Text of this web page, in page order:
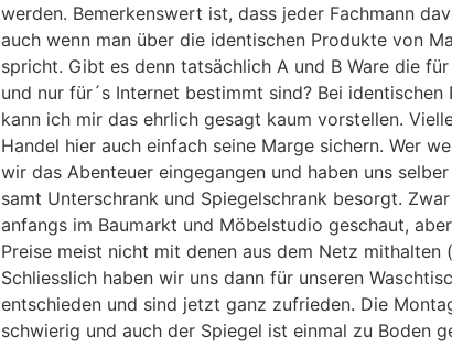
werden. Bemerkenswert ist, dass jeder Fachmann
auch wenn man über die identischen Produkte von
spricht. Gibt es denn tatsächlich A und B Ware die
und nur für´s Internet bestimmt sind? Bei identischen
kann ich mir das ehrlich gesagt kaum vorstellen.
Handel hier auch einfach seine Marge sichern. Wer
wir das Abenteuer eingegangen und haben uns
samt Unterschrank und Spiegelschrank besorgt.
anfangs im Baumarkt und Möbelstudio geschaut,
Preise meist nicht mit denen aus dem Netz mithalten
Schliesslich haben wir uns dann für unseren
entschieden und sind jetzt ganz zufrieden. Die
schwierig und auch der Spiegel ist einmal zu Boden